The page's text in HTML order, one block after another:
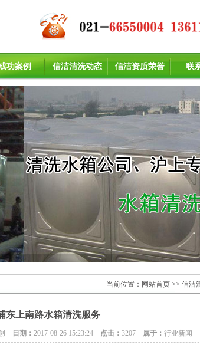
功案例 信洁清洗动态 信洁资质荣誉 联
当前位置： 网站首页 >> 信洁
东上南路水箱清洗服务
日期： 2017-08-26 15:23:24 点击： 3207 属于： 行业新闻